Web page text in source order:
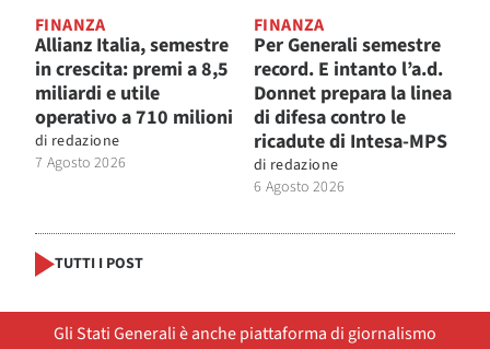
FINANZA
Allianz Italia, semestre
in crescita: premi a 8,5
miliardi e utile
operativo a 710 milioni
di redazione
7 Agosto 2026
FINANZA
Per Generali semestre
record. E intanto l’a.d.
Donnet prepara la linea
di difesa contro le
ricadute di Intesa-MPS
di redazione
6 Agosto 2026
TUTTI I POST
Gli Stati Generali è anche piattaforma di giornalismo